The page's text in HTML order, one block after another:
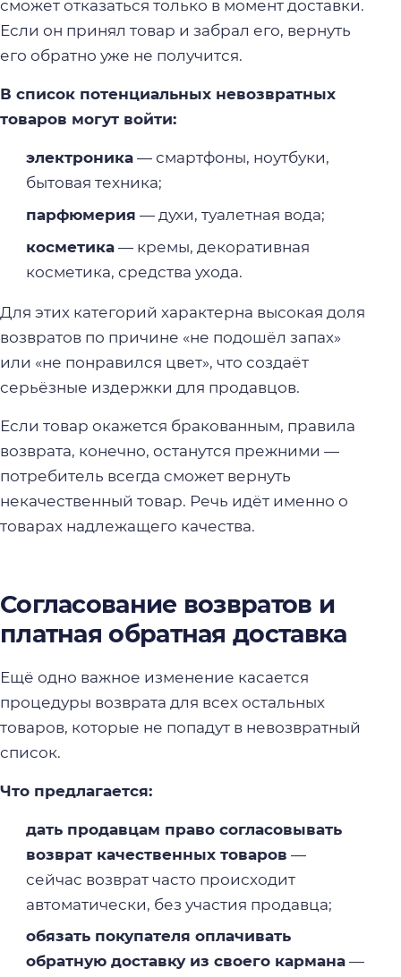
сможет отказаться только в момент доставки.
Если он принял товар и забрал его, вернуть
его обратно уже не получится.
В список потенциальных невозвратных
товаров могут войти:
электроника— смартфоны, ноутбуки,
бытовая техника;
парфюмерия — духи, туалетная вода;
косметика— кремы, декоративная
косметика, средства ухода.
Для этих категорий характерна высокая доля
возвратов по причине «не подошёл запах»
или «не понравился цвет», что создаёт
серьёзные издержки для продавцов.
Если товар окажется бракованным, правила
возврата, конечно, останутся прежними —
потребитель всегда сможет вернуть
некачественный товар. Речь идёт именно о
товарах надлежащего качества.
Согласование возвратов и
платная обратная доставка
Ещё одно важное изменение касается
процедуры возврата для всех остальных
товаров, которые не попадут в невозвратный
список.
Что предлагается:
дать продавцам право согласовывать
возврат качественных товаров —
сейчас возврат часто происходит
автоматически, без участия продавца;
обязать покупателя оплачивать
обратную доставку из своего кармана—